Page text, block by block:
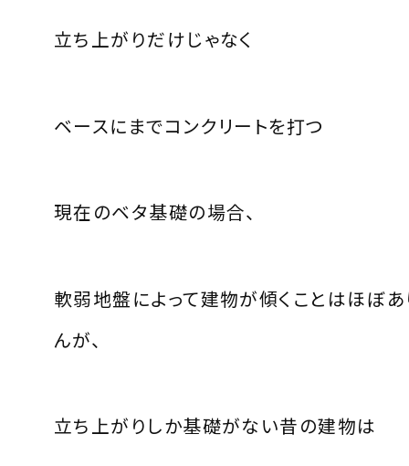
立ち上がりだけじゃなく
ベースにまでコンクリートを打つ
現在のベタ基礎の場合、
軟弱地盤によって建物が傾くことはほぼ
んが、
立ち上がりしか基礎がない昔の建物は